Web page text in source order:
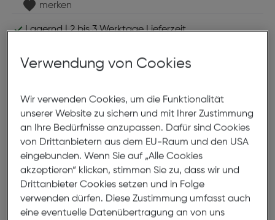
merken
Lagernd | 2 bis 3 Werktage Lieferzeit
Selbstabholung in Verfügbarkeit prüfen
*ausgenommen Objektive
Produktbeschreibung
Verwendung von Cookies
Wir verwenden Cookies, um die Funktionalität
unserer Website zu sichern und mit Ihrer Zustimmung
an Ihre Bedürfnisse anzupassen. Dafür sind Cookies
von Drittanbietern aus dem EU-Raum und den USA
eingebunden. Wenn Sie auf „Alle Cookies
akzeptieren“ klicken, stimmen Sie zu, dass wir und
Drittanbieter Cookies setzen und in Folge
verwenden dürfen. Diese Zustimmung umfasst auch
eine eventuelle Datenübertragung an von uns